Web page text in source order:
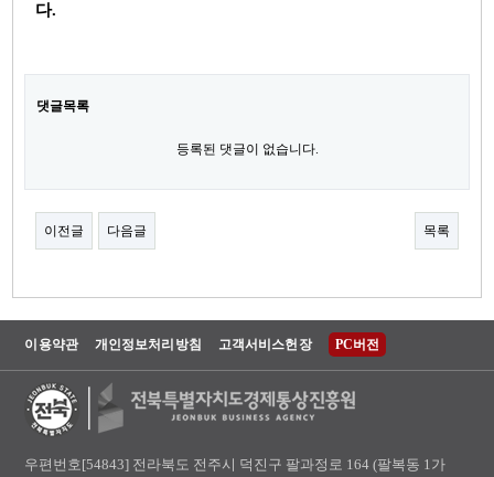
다.
댓글목록
등록된 댓글이 없습니다.
이전글 다음글 목록
이용약관 개인정보처리방침 고객서비스헌장 PC버전
우편번호[54843] 전라북도 전주시 덕진구 팔과정로 164 (팔복동 1가